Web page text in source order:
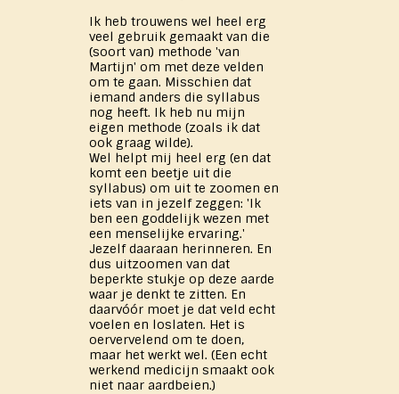
Ik heb trouwens wel heel erg
veel gebruik gemaakt van die
(soort van) methode 'van
Martijn' om met deze velden
om te gaan. Misschien dat
iemand anders die syllabus
nog heeft. Ik heb nu mijn
eigen methode (zoals ik dat
ook graag wilde).
Wel helpt mij heel erg (en dat
komt een beetje uit die
syllabus) om uit te zoomen en
iets van in jezelf zeggen: 'Ik
ben een goddelijk wezen met
een menselijke ervaring.'
Jezelf daaraan herinneren. En
dus uitzoomen van dat
beperkte stukje op deze aarde
waar je denkt te zitten. En
daarvóór moet je dat veld echt
voelen en loslaten. Het is
oervervelend om te doen,
maar het werkt wel. (Een echt
werkend medicijn smaakt ook
niet naar aardbeien.)